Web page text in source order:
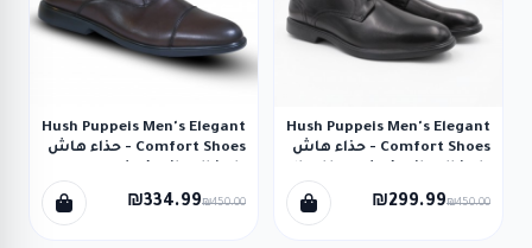
Hush Puppeis Men's Elegant
Comfort Shoes - حذاء هاش
لون أسود
₪299.99₪450.00
Hush Puppeis Men's Elegant
Comfort Shoes - حذاء هاش
للرجال لون بني محروق
₪334.99₪450.00